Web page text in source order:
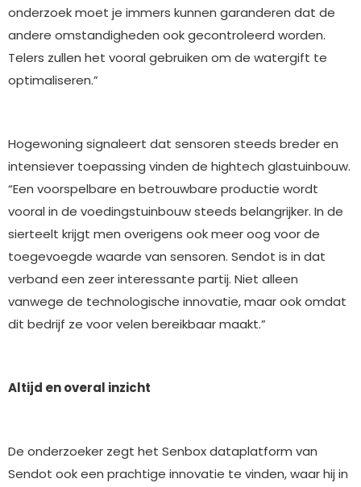
onderzoek moet je immers kunnen garanderen dat de
andere omstandigheden ook gecontroleerd worden.
Telers zullen het vooral gebruiken om de watergift te
optimaliseren.”
Hogewoning signaleert dat sensoren steeds breder en
intensiever toepassing vinden de hightech glastuinbouw.
“Een voorspelbare en betrouwbare productie wordt
vooral in de voedingstuinbouw steeds belangrijker. In de
sierteelt krijgt men overigens ook meer oog voor de
toegevoegde waarde van sensoren. Sendot is in dat
verband een zeer interessante partij. Niet alleen
vanwege de technologische innovatie, maar ook omdat
dit bedrijf ze voor velen bereikbaar maakt.”
Altijd en overal inzicht
De onderzoeker zegt het Senbox dataplatform van
Sendot ook een prachtige innovatie te vinden, waar hij in